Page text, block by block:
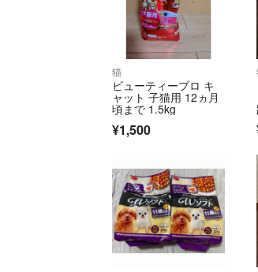
猫
ビューティープロ キ
ャット 子猫用 12ヵ月
頃まで 1.5kg
¥1,500